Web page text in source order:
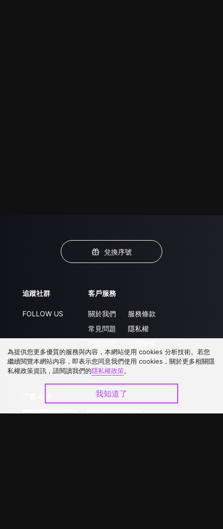
兌換序號
追蹤社群
FOLLOW US
客戶服務
關於我們
常見問題
升級VIP
服務條款
隱私權
合作洽談
為提供您更多優質的服務與內容，本網站使用 cookies 分析技術。若您
繼續閱覽本網站內容，即表示您同意我們使用 cookies，關於更多相關隱
私權政策資訊，請閱讀我們的隱私權政策。
我知道了